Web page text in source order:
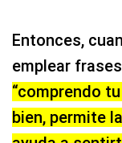
Entonces,
emplear
“comprendo
bien, permite